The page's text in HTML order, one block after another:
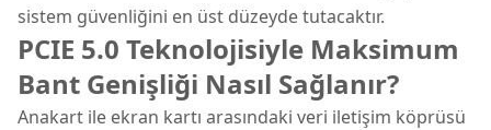
sistem güvenliğini en üst düzeyde tutacaktır.
PCIE 5.0 Teknolojisiyle Maksimum
Bant Genişliği Nasıl Sağlanır?
Anakart ile ekran kartı arasındaki veri iletişim köprüsü